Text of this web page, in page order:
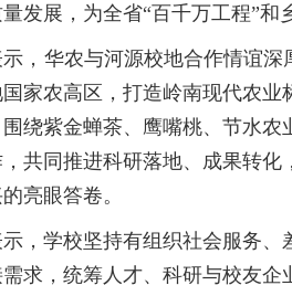
发展，为全省“百千万工程”和
，华农与河源校地合作情谊
家农高区，打造岭南现代农
绕紫金蝉茶、鹰嘴桃、节水
共同推进科研落地、成果转
亮眼答卷。
示，学校坚持有组织社会服务
求，统筹人才、科研与校友